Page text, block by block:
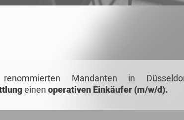
Mandanten in
einen operativen Einkäufer (m/w/d).